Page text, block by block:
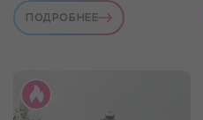
ПОДРОБНЕЕ